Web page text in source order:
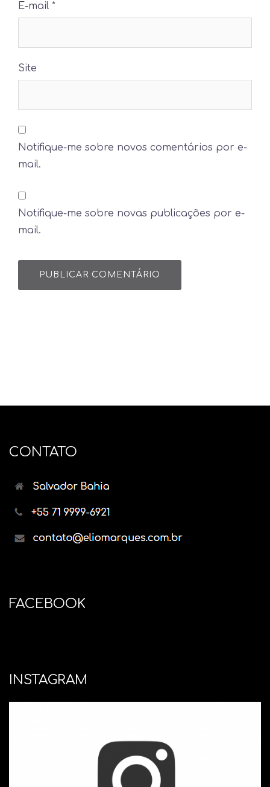
E-mail *
Site
Notifique-me sobre novos comentários por e-
mail.
Notifique-me sobre novas publicações por e-
mail.
CONTATO
FACEBOOK
INSTAGRAM